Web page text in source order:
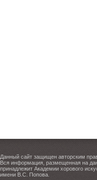
Данный сайт защищен авторским
Вся информация, размещенная на
принадлежит Академии хорового
имени В.С. Попова.